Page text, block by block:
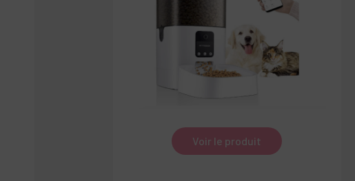
Voir le produit